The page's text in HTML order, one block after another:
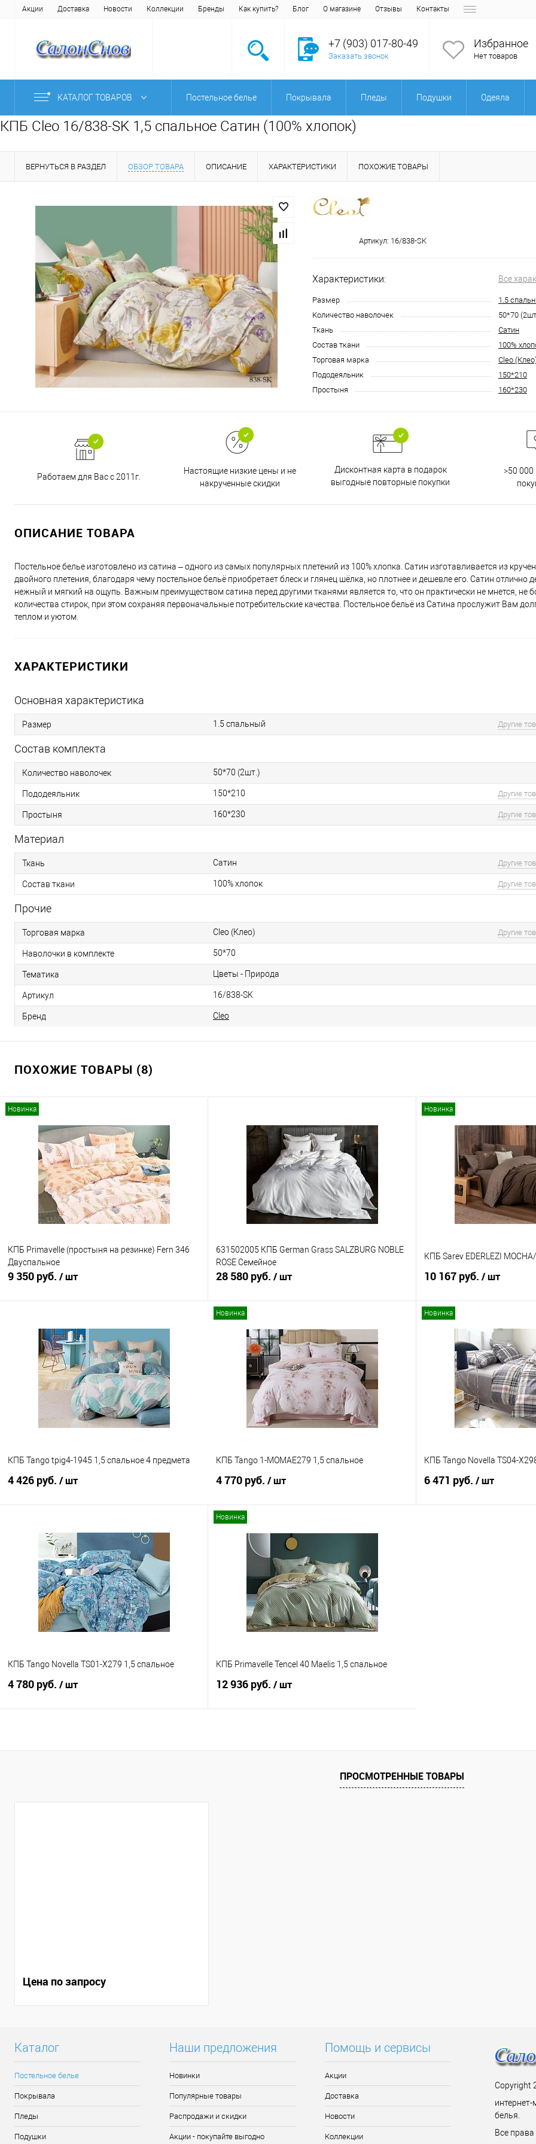
Акции Доставка Новости Коллекции Бренды Как купить? Блог О магазине Отзывы Контакты
+7 (903) 017-80-49
Заказать звонок
Избранное
Нет товаров
КАТАЛОГ ТОВАРОВ Постельное белье Покрывала Пледы Подушки Одеяла
КПБ Cleo 16/838-SK 1,5 спальное Сатин (100% хлопок)
ВЕРНУТЬСЯ В РАЗДЕЛ ОБЗОР ТОВАРА ОПИСАНИЕ ХАРАКТЕРИСТИКИ ПОХОЖИЕ ТОВАРЫ
Артикул: 16/838-SK
Характеристики: Все
Размер
1.5
Количество наволочек
50*70
Ткань
Сатин
Состав ткани
100%
Торговая марка
Cleo
Пододеяльник
150*210
Простыня
160*230
Работаем для Вас с 2011г.
Настоящие низкие цены и не
накрученные скидки
Дисконтная карта в подарок
выгодные повторные покупки
>50
ОПИСАНИЕ ТОВАРА
Постельное белье изготовлено из сатина – одного из самых популярных плетений из 100% хлопка. Сатин изготавливается из
двойного плетения, благодаря чему постельное бельё приобретает блеск и глянец шёлка, но плотнее и дешевле его. Сатин отлично
нежный и мягкий на ощупь. Важным преимуществом сатина перед другими тканями является то, что он практически не мнется, не
количества стирок, при этом сохраняя первоначальные потребительские качества. Постельное бельё из Сатина прослужит Вам
теплом и уютом.
ХАРАКТЕРИСТИКИ
Основная характеристика
Размер 1.5 спальный Другие
Состав комплекта
Количество наволочек 50*70 (2шт.)
Пододеяльник 150*210 Другие
Простыня 160*230 Другие
Материал
Ткань Сатин Другие
Состав ткани 100% хлопок Другие
Прочие
Торговая марка Cleo (Клео) Другие
Наволочки в комплекте 50*70
Тематика Цветы - Природа
Артикул 16/838-SK
Бренд Cleo
ПОХОЖИЕ ТОВАРЫ (8)
Новинка
КПБ Primavelle (простыня на резинке) Fern 346
Двуспальное
9 350 руб. / шт
Купить в 1 клик
Сравнение
В избранное
В наличии
631502005 КПБ German Grass SALZBURG NOBLE
ROSE Семейное
28 580 руб. / шт
Купить в 1 клик
Сравнение
В избранное
В наличии
Новинка
КПБ Sarev EDERLEZI
10 167 руб. / шт
Купить в 1 клик
В избранное
КПБ Tango tpig4-1945 1,5 спальное 4 предмета
4 426 руб. / шт
Купить в 1 клик
Сравнение
В избранное
В наличии
Новинка
КПБ Tango 1-MOMAE279 1,5 спальное
4 770 руб. / шт
Купить в 1 клик
Сравнение
В избранное
В наличии
Новинка
КПБ Tango Novella TS04-
6 471 руб. / шт
КПБ Tango Novella TS01-X279 1,5 спальное
4 780 руб. / шт
Новинка
КПБ Primavelle Tencel 40 Maelis 1,5 спальное
12 936 руб. / шт
ПРОСМОТРЕННЫЕ ТОВАРЫ
Цена по запросу
Каталог
Постельное белье
Покрывала
Пледы
Подушки
Наши предложения
Новинки
Популярные товары
Распродажи и скидки
Акции - покупайте выгодно
Помощь и сервисы
Акции
Доставка
Новости
Коллекции
Copyright
интернет-
белья.
Все